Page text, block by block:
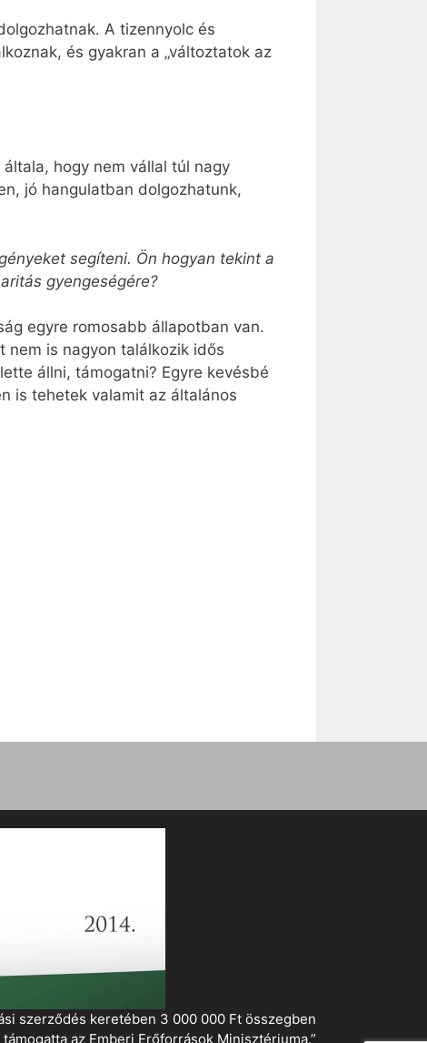
A tizennyolc és
és gyakran a „változtatok az
hogy nem vállal túl nagy
jó hangulatban dolgozhatunk,
segíteni. Ön hogyan tekint a
gyengeségére?
egyre romosabb állapotban van.
nem is nagyon találkozik idős
állni, támogatni? Egyre kevésbé
is tehetek valamit az általános
szerződés keretében 3 000 000 Ft összegben
támogatta az Emberi Erőforrások Minisztériuma.”